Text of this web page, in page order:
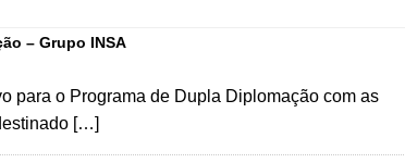
– Grupo INSA
para o Programa de Dupla Diplomação com as
[…]